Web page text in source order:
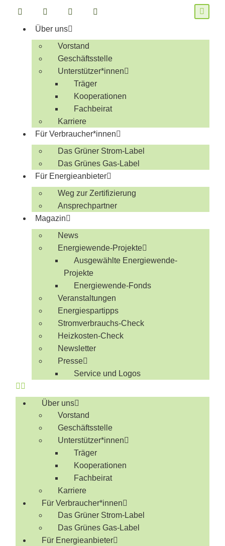
Über uns
Vorstand
Geschäftsstelle
Unterstützer*innen
Träger
Kooperationen
Fachbeirat
Karriere
Für Verbraucher*innen
Das Grüner Strom-Label
Das Grünes Gas-Label
Für Energieanbieter
Weg zur Zertifizierung
Ansprechpartner
Magazin
News
Energiewende-Projekte
Ausgewählte Energiewende-
Projekte
Energiewende-Fonds
Veranstaltungen
Energiespartipps
Stromverbrauchs-Check
Heizkosten-Check
Newsletter
Presse
Service und Logos
Über uns
Vorstand
Geschäftsstelle
Unterstützer*innen
Träger
Kooperationen
Fachbeirat
Karriere
Für Verbraucher*innen
Das Grüner Strom-Label
Das Grünes Gas-Label
Für Energieanbieter